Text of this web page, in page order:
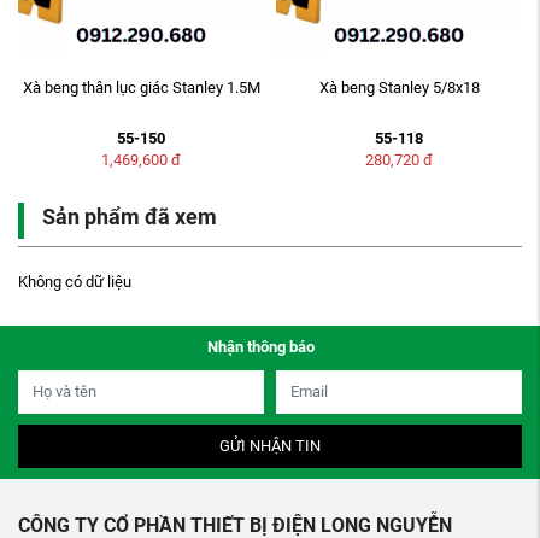
Xà beng thân lục giác Stanley 1.5M
55-150
1,469,600 đ
Xà beng Stanley 5/8x18
55-118
280,720 đ
Sản phẩm đã xem
Không có dữ liệu
Nhận thông báo
GỬI NHẬN TIN
CÔNG TY CỔ PHẦN THIẾT BỊ ĐIỆN LONG NGUYỄN